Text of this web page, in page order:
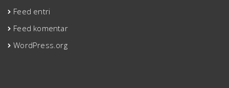
Feed entri
Feed komentar
WordPress.org